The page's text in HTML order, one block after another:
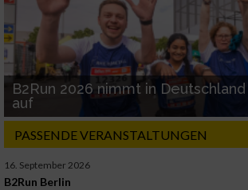
B2Run 2026 nimmt in
auf
PASSENDE VERANSTALTUNGEN
16. September 2026
B2Run Berlin